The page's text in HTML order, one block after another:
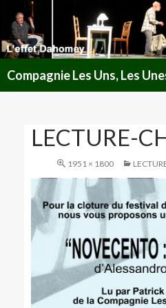
LECTURE-
1951 × 1800